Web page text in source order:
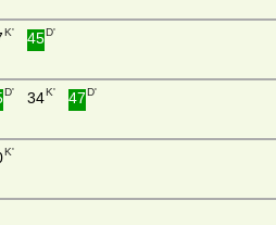
K' 45D'
D' 34K' 47 D'
K'